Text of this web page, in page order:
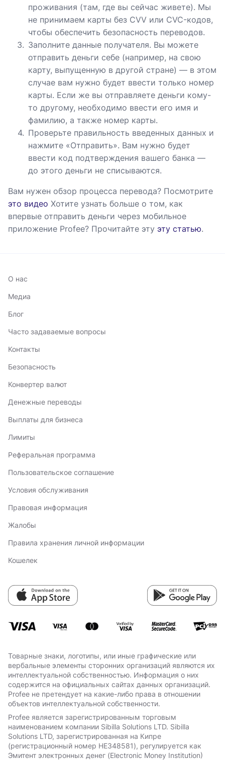
проживания (там, где вы сейчас живете). Мы
не принимаем карты без CVV или CVC-кодов,
чтобы обеспечить безопасность переводов.
Заполните данные получателя. Вы можете
отправить деньги себе (например, на свою
карту, выпущенную в другой стране) — в этом
случае вам нужно будет ввести только номер
карты. Если же вы отправляете деньги кому-
то другому, необходимо ввести его имя и
фамилию, а также номер карты.
Проверьте правильность введенных данных и
нажмите «Отправить». Вам нужно будет
ввести код подтверждения вашего банка —
до этого деньги не списываются.
Вам нужен обзор процесса перевода? Посмотрите
это видео Хотите узнать больше о том, как
впервые отправить деньги через мобильное
приложение Profee? Прочитайте эту эту статью.
О нас
Медиа
Блог
Часто задаваемые вопросы
Контакты
Безопасность
Конвертер валют
Денежные переводы
Выплаты для бизнеса
Лимиты
Реферальная программа
Пользовательское соглашение
Условия обслуживания
Правовая информация
Жалобы
Правила хранения личной информации
Кошелек
Товарные знаки, логотипы, или иные графические или
вербальные элементы сторонних организаций являются их
интеллектуальной собственностью. Информация о них
содержится на официальных сайтах данных организаций.
Profee не претендует на какие-либо права в отношении
объектов интеллектуальной собственности.
Profee является зарегистрированным торговым
наименованием компании Sibilla Solutions LTD. Sibilla
Solutions LTD, зарегистрированная на Кипре
(регистрационный номер HE348581), регулируется как
Эмитент электронных денег (Electronic Money Institution)